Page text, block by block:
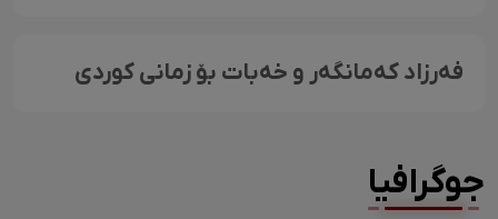
فەرزاد کەمانگەر و خەبات بۆ زمانی کوردی
جوگرافیا